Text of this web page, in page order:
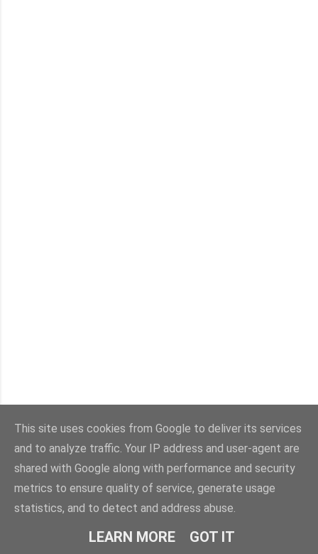
This site uses cookies from Google to deliver its services
and to analyze traffic. Your IP address and user-agent are
shared with Google along with performance and security
metrics to ensure quality of service, generate usage
statistics, and to detect and address abuse.
LEARN MORE GOT IT